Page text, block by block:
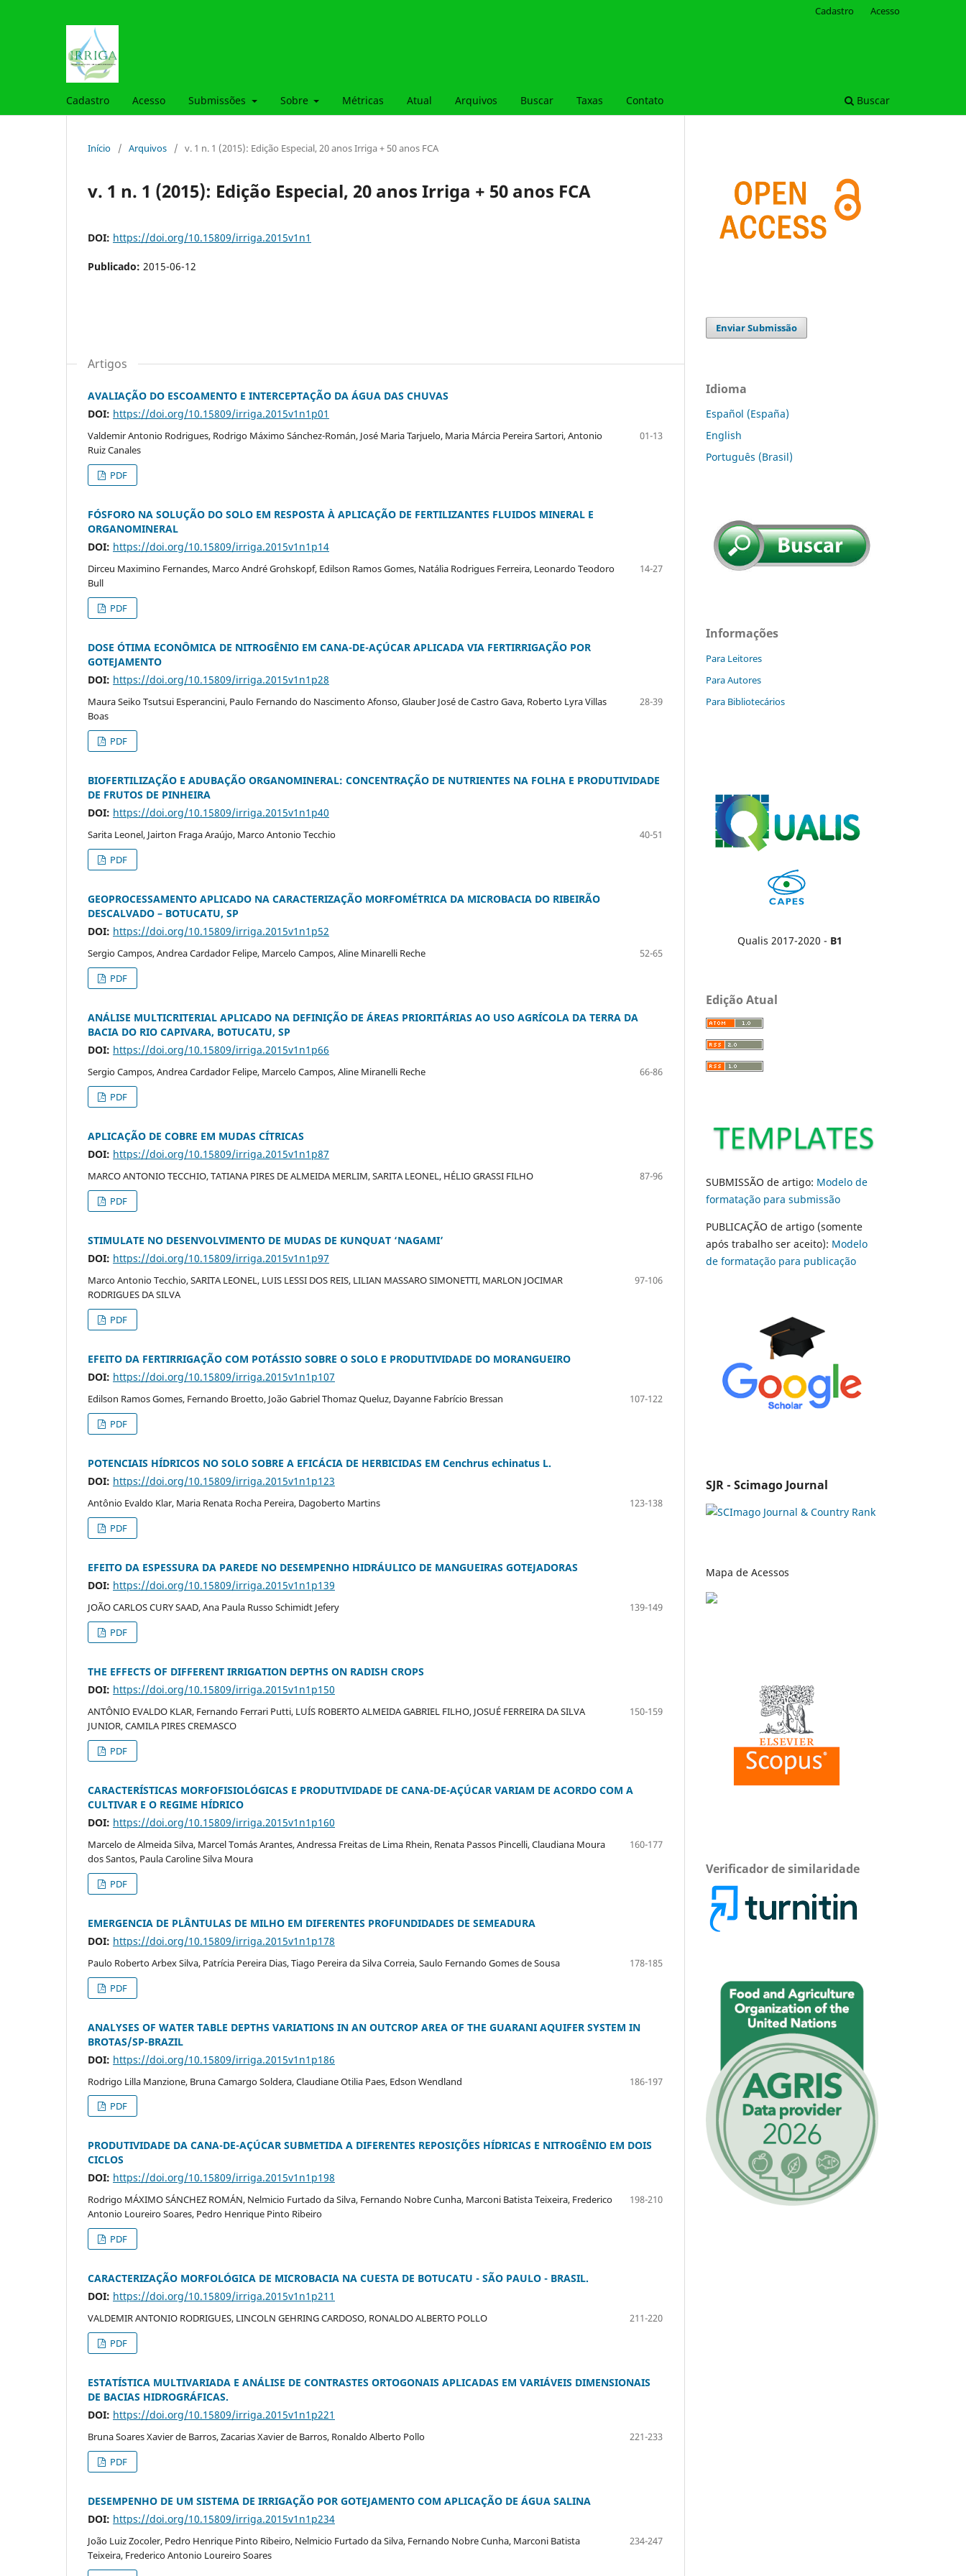
Cadastro Acesso Submissões Sobre Métricas Atual Arquivos Buscar Taxas Contato Buscar
Cadastro Acesso
Início / Arquivos / v. 1 n. 1 (2015): Edição Especial, 20 anos Irriga + 50 anos FCA
v. 1 n. 1 (2015): Edição Especial, 20 anos Irriga + 50 anos FCA
DOI: https://doi.org/10.15809/irriga.2015v1n1
Publicado: 2015-06-12
Artigos
AVALIAÇÃO DO ESCOAMENTO E INTERCEPTAÇÃO DA ÁGUA DAS CHUVAS
DOI: https://doi.org/10.15809/irriga.2015v1n1p01
Valdemir Antonio Rodrigues, Rodrigo Máximo Sánchez-Román, José Maria Tarjuelo, Maria Márcia Pereira Sartori, Antonio
Ruiz Canales
01-13
PDF
FÓSFORO NA SOLUÇÃO DO SOLO EM RESPOSTA À APLICAÇÃO DE FERTILIZANTES FLUIDOS MINERAL E
ORGANOMINERAL
DOI: https://doi.org/10.15809/irriga.2015v1n1p14
Dirceu Maximino Fernandes, Marco André Grohskopf, Edilson Ramos Gomes, Natália Rodrigues Ferreira, Leonardo Teodoro
Bull
14-27
PDF
DOSE ÓTIMA ECONÔMICA DE NITROGÊNIO EM CANA-DE-AÇÚCAR APLICADA VIA FERTIRRIGAÇÃO POR
GOTEJAMENTO
DOI: https://doi.org/10.15809/irriga.2015v1n1p28
Maura Seiko Tsutsui Esperancini, Paulo Fernando do Nascimento Afonso, Glauber José de Castro Gava, Roberto Lyra Villas
Boas
28-39
PDF
BIOFERTILIZAÇÃO E ADUBAÇÃO ORGANOMINERAL: CONCENTRAÇÃO DE NUTRIENTES NA FOLHA E PRODUTIVIDADE
DE FRUTOS DE PINHEIRA
DOI: https://doi.org/10.15809/irriga.2015v1n1p40
Sarita Leonel, Jairton Fraga Araújo, Marco Antonio Tecchio
40-51
PDF
GEOPROCESSAMENTO APLICADO NA CARACTERIZAÇÃO MORFOMÉTRICA DA MICROBACIA DO RIBEIRÃO
DESCALVADO – BOTUCATU, SP
DOI: https://doi.org/10.15809/irriga.2015v1n1p52
Sergio Campos, Andrea Cardador Felipe, Marcelo Campos, Aline Minarelli Reche
52-65
PDF
ANÁLISE MULTICRITERIAL APLICADO NA DEFINIÇÃO DE ÁREAS PRIORITÁRIAS AO USO AGRÍCOLA DA TERRA DA
BACIA DO RIO CAPIVARA, BOTUCATU, SP
DOI: https://doi.org/10.15809/irriga.2015v1n1p66
Sergio Campos, Andrea Cardador Felipe, Marcelo Campos, Aline Miranelli Reche
66-86
PDF
APLICAÇÃO DE COBRE EM MUDAS CÍTRICAS
DOI: https://doi.org/10.15809/irriga.2015v1n1p87
MARCO ANTONIO TECCHIO, TATIANA PIRES DE ALMEIDA MERLIM, SARITA LEONEL, HÉLIO GRASSI FILHO
87-96
PDF
STIMULATE NO DESENVOLVIMENTO DE MUDAS DE KUNQUAT ‘NAGAMI’
DOI: https://doi.org/10.15809/irriga.2015v1n1p97
Marco Antonio Tecchio, SARITA LEONEL, LUIS LESSI DOS REIS, LILIAN MASSARO SIMONETTI, MARLON JOCIMAR
RODRIGUES DA SILVA
97-106
PDF
EFEITO DA FERTIRRIGAÇÃO COM POTÁSSIO SOBRE O SOLO E PRODUTIVIDADE DO MORANGUEIRO
DOI: https://doi.org/10.15809/irriga.2015v1n1p107
Edilson Ramos Gomes, Fernando Broetto, João Gabriel Thomaz Queluz, Dayanne Fabrício Bressan
107-122
PDF
POTENCIAIS HÍDRICOS NO SOLO SOBRE A EFICÁCIA DE HERBICIDAS EM Cenchrus echinatus L.
DOI: https://doi.org/10.15809/irriga.2015v1n1p123
Antônio Evaldo Klar, Maria Renata Rocha Pereira, Dagoberto Martins
123-138
PDF
EFEITO DA ESPESSURA DA PAREDE NO DESEMPENHO HIDRÁULICO DE MANGUEIRAS GOTEJADORAS
DOI: https://doi.org/10.15809/irriga.2015v1n1p139
JOÃO CARLOS CURY SAAD, Ana Paula Russo Schimidt Jefery
139-149
PDF
THE EFFECTS OF DIFFERENT IRRIGATION DEPTHS ON RADISH CROPS
DOI: https://doi.org/10.15809/irriga.2015v1n1p150
ANTÔNIO EVALDO KLAR, Fernando Ferrari Putti, LUÍS ROBERTO ALMEIDA GABRIEL FILHO, JOSUÉ FERREIRA DA SILVA
JUNIOR, CAMILA PIRES CREMASCO
150-159
PDF
CARACTERÍSTICAS MORFOFISIOLÓGICAS E PRODUTIVIDADE DE CANA-DE-AÇÚCAR VARIAM DE ACORDO COM A
CULTIVAR E O REGIME HÍDRICO
DOI: https://doi.org/10.15809/irriga.2015v1n1p160
Marcelo de Almeida Silva, Marcel Tomás Arantes, Andressa Freitas de Lima Rhein, Renata Passos Pincelli, Claudiana Moura
dos Santos, Paula Caroline Silva Moura
160-177
PDF
EMERGENCIA DE PLÂNTULAS DE MILHO EM DIFERENTES PROFUNDIDADES DE SEMEADURA
DOI: https://doi.org/10.15809/irriga.2015v1n1p178
Paulo Roberto Arbex Silva, Patrícia Pereira Dias, Tiago Pereira da Silva Correia, Saulo Fernando Gomes de Sousa
178-185
PDF
ANALYSES OF WATER TABLE DEPTHS VARIATIONS IN AN OUTCROP AREA OF THE GUARANI AQUIFER SYSTEM IN
BROTAS/SP-BRAZIL
DOI: https://doi.org/10.15809/irriga.2015v1n1p186
Rodrigo Lilla Manzione, Bruna Camargo Soldera, Claudiane Otilia Paes, Edson Wendland
186-197
PDF
PRODUTIVIDADE DA CANA-DE-AÇÚCAR SUBMETIDA A DIFERENTES REPOSIÇÕES HÍDRICAS E NITROGÊNIO EM DOIS
CICLOS
DOI: https://doi.org/10.15809/irriga.2015v1n1p198
Rodrigo MÁXIMO SÁNCHEZ ROMÁN, Nelmicio Furtado da Silva, Fernando Nobre Cunha, Marconi Batista Teixeira, Frederico
Antonio Loureiro Soares, Pedro Henrique Pinto Ribeiro
198-210
PDF
CARACTERIZAÇÃO MORFOLÓGICA DE MICROBACIA NA CUESTA DE BOTUCATU - SÃO PAULO - BRASIL.
DOI: https://doi.org/10.15809/irriga.2015v1n1p211
VALDEMIR ANTONIO RODRIGUES, LINCOLN GEHRING CARDOSO, RONALDO ALBERTO POLLO
211-220
PDF
ESTATÍSTICA MULTIVARIADA E ANÁLISE DE CONTRASTES ORTOGONAIS APLICADAS EM VARIÁVEIS DIMENSIONAIS
DE BACIAS HIDROGRÁFICAS.
DOI: https://doi.org/10.15809/irriga.2015v1n1p221
Bruna Soares Xavier de Barros, Zacarias Xavier de Barros, Ronaldo Alberto Pollo
221-233
PDF
DESEMPENHO DE UM SISTEMA DE IRRIGAÇÃO POR GOTEJAMENTO COM APLICAÇÃO DE ÁGUA SALINA
DOI: https://doi.org/10.15809/irriga.2015v1n1p234
João Luiz Zocoler, Pedro Henrique Pinto Ribeiro, Nelmicio Furtado da Silva, Fernando Nobre Cunha, Marconi Batista
Teixeira, Frederico Antonio Loureiro Soares
234-247
Enviar Submissão
Idioma
Español (España)
English
Português (Brasil)
Informações
Para Leitores
Para Autores
Para Bibliotecários
Qualis 2017-2020 - B1
Edição Atual
SUBMISSÃO de artigo: Modelo de
formatação para submissão
PUBLICAÇÃO de artigo (somente
após trabalho ser aceito): Modelo
de formatação para publicação
SJR - Scimago Journal
Mapa de Acessos
Verificador de similaridade